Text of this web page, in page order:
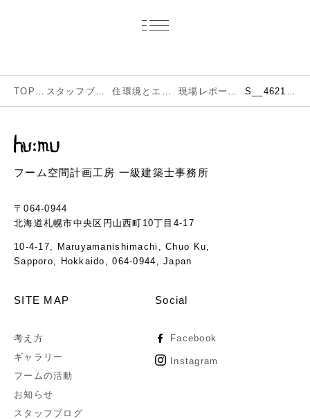
フーム空間計画工房 一級建築士事務所
〒064-0944
北海道札幌市中央区円山西町10丁目4-17
10-4-17, Maruyamanishimachi, Chuo Ku,
Sapporo, Hokkaido, 064-0944, Japan
SITE MAP
考え方
ギャラリー
フームの活動
お知らせ
スタッフブログ
Social
Facebook
Instagram